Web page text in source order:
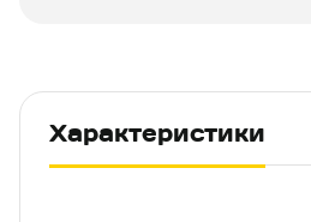
Характеристики